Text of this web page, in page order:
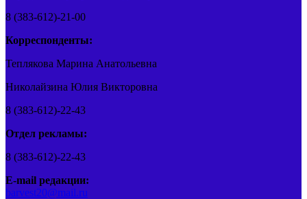
8 (383-612)-21-00
Корреспонденты:
Теплякова Марина Анатольевна
Николайзина Юлия Викторовна
8 (383-612)-22-43
Отдел рекламы:
8 (383-612)-22-43
E-mail редакции:
barvest20@mail.ru